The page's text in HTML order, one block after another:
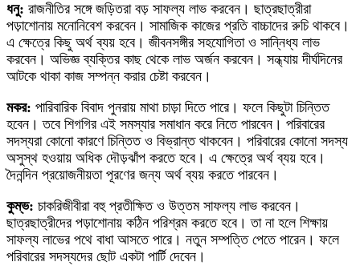
ধনু: রাজনীতির সঙ্গে জড়িতরা বড় সাফল্য লাভ করবেন। ছাত্রছাত্রীরা
পড়াশোনায় মনোনিবেশ করবেন। সামাজিক কাজের প্রতি বাচ্চাদের রুচি থাকবে।
এ ক্ষেত্রে কিছু অর্থ ব্যয় হবে। জীবনসঙ্গীর সহযোগিতা ও সান্নিধ্য লাভ
করবেন। অভিজ্ঞ ব্যক্তির কাছ থেকে লাভ অর্জন করবেন। সন্ধ্যায় দীর্ঘদিনের
আটকে থাকা কাজ সম্পন্ন করার চেষ্টা করবেন।
মকর: পারিবারিক বিবাদ পুনরায় মাথা চাড়া দিতে পারে। ফলে কিছুটা চিন্তিত
হবেন। তবে শিগগির এই সমস্যার সমাধান করে নিতে পারবেন। পরিবারের
সদস্যরা কোনো কারণে চিন্তিত ও বিভ্রান্ত থাকবেন। পরিবারের কোনো সদস্য
অসুস্থ হওয়ায় অধিক দৌড়ঝাঁপ করতে হবে। এ ক্ষেত্রে অর্থ ব্যয় হবে।
দৈনন্দিন প্রয়োজনীয়তা পূরণের জন্য অর্থ ব্যয় করতে পারবেন।
কুম্ভ: চাকরিজীবীরা বহু প্রতীক্ষিত ও উত্তম সাফল্য লাভ করবেন।
ছাত্রছাত্রীদের পড়াশোনায় কঠিন পরিশ্রম করতে হবে। তা না হলে শিক্ষায়
সাফল্য লাভের পথে বাধা আসতে পারে। নতুন সম্পত্তি পেতে পারেন। ফলে
পরিবারের সদস্যদের ছোট একটা পার্টি দেবেন।